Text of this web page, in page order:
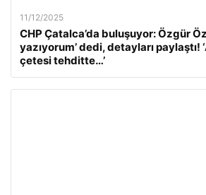
11/12/2025
CHP Çatalca’da buluşuyor: Özgür
yazıyorum’ dedi, detayları paylaştı!
çetesi tehditte…’